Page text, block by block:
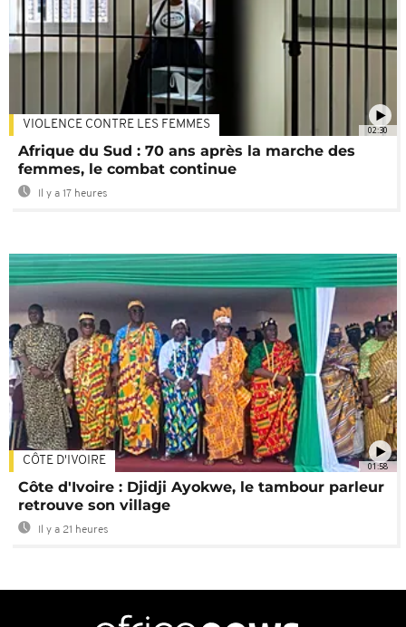
02:30
VIOLENCE CONTRE LES FEMMES
Afrique du Sud : 70 ans après la marche des
femmes, le combat continue
Il y a 17 heures
01:58
CÔTE D'IVOIRE
Côte d'Ivoire : Djidji Ayokwe, le tambour parleur
retrouve son village
Il y a 21 heures